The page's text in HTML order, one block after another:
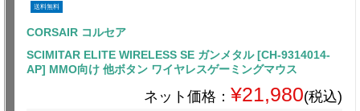
送料無料
CORSAIR コルセア
SCIMITAR ELITE WIRELESS SE ガンメタル [CH-9314014-
AP] MMO向け 他ボタン ワイヤレスゲーミングマウス
ネット価格： ¥21,980(税込)